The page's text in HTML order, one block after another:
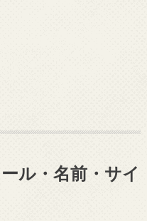
ル・名前・サイ